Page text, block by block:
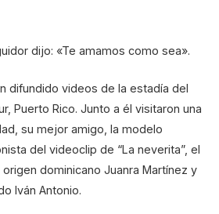
dijo: «Te amamos como sea».
difundido videos de la estadía del
Puerto Rico. Junto a él visitaron una
su mejor amigo, la modelo
del videoclip de “La neverita”, el
dominicano Juanra Martínez y
Iván Antonio.